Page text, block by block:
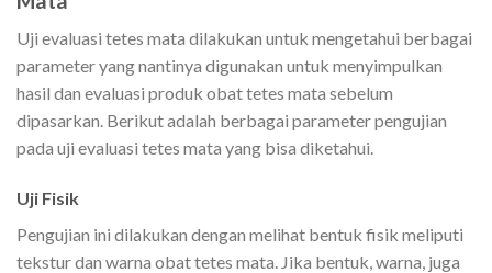
Uji evaluasi tetes mata dilakukan untuk mengetahui berbagai
parameter yang nantinya digunakan untuk menyimpulkan
hasil dan evaluasi produk obat tetes mata sebelum
dipasarkan. Berikut adalah berbagai parameter pengujian
pada uji evaluasi tetes mata yang bisa diketahui.
Uji Fisik
Pengujian ini dilakukan dengan melihat bentuk fisik meliputi
tekstur dan warna obat tetes mata. Jika bentuk, warna, juga